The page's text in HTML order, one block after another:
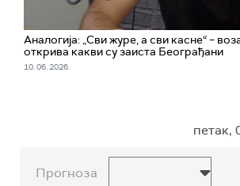
Аналогија: „Сви журе, а сви касне“ –
открива какви су заиста Београђани
10. 06. 2026.
петак,
Прогноза